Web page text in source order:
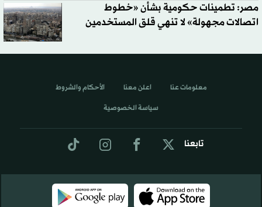
مصر: تطمينات حكومية بشأن «خطوط
اتصالات مجهولة» لا تنهي قلق المستخدمين
تابعنا
معلومات عنا اعلن معنا الأحكام والشروط
سياسة الخصوصية